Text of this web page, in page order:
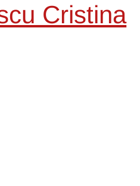
Cristina